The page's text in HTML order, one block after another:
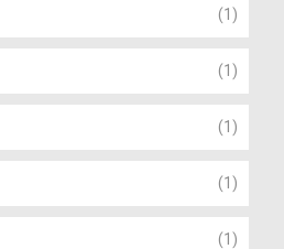
(1)
(1)
(1)
(1)
(1)